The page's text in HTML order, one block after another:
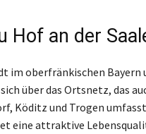
Hof an der
im oberfränkischen
über das Ortsnetz, das
Köditz und Trogen
eine attraktive